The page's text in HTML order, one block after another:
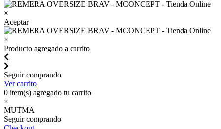
×
Aceptar
×
Producto agregado a carrito
Seguir comprando
Ver carrito
0 item(s) agregado tu carrito
×
MUTMA
Seguir comprando